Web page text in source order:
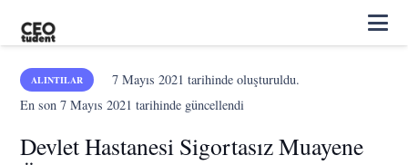
ALINTILAR 7 Mayıs 2021 tarihinde oluşturuldu.
En son7 Mayıs 2021 tarihinde güncellendi
Devlet Hastanesi Sigortasız Muayene